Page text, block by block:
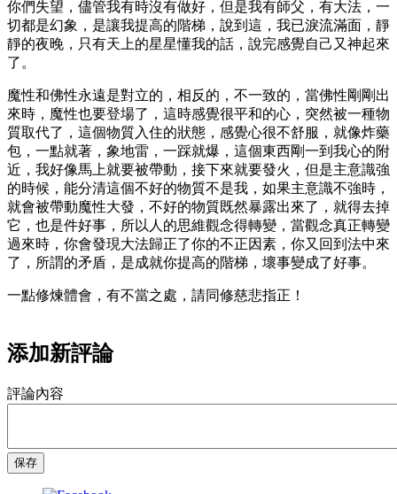
你們失望，儘管我有時沒有做好，但是我有師父，有大法，一
切都是幻象，是讓我提高的階梯，說到這，我已淚流滿面，靜
靜的夜晚，只有天上的星星懂我的話，說完感覺自己又神起來
了。
魔性和佛性永遠是對立的，相反的，不一致的，當佛性剛剛出
來時，魔性也要登場了，這時感覺很平和的心，突然被一種物
質取代了，這個物質入住的狀態，感覺心很不舒服，就像炸藥
包，一點就著，象地雷，一踩就爆，這個東西剛一到我心的附
近，我好像馬上就要被帶動，接下來就要發火，但是主意識強
的時候，能分清這個不好的物質不是我，如果主意識不強時，
就會被帶動魔性大發，不好的物質既然暴露出來了，就得去掉
它，也是件好事，所以人的思維觀念得轉變，當觀念真正轉變
過來時，你會發現大法歸正了你的不正因素，你又回到法中來
了，所謂的矛盾，是成就你提高的階梯，壞事變成了好事。
一點修煉體會，有不當之處，請同修慈悲指正！
添加新評論
評論內容
保存